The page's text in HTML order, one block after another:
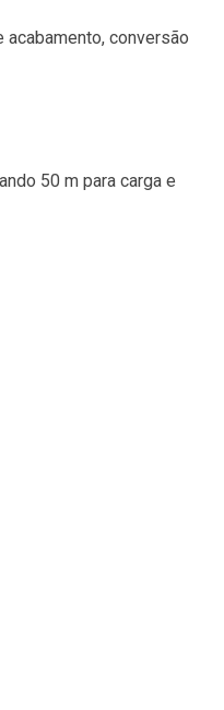
conversão
50 m para carga e